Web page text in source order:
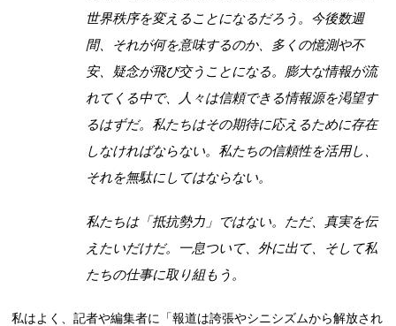
世界秩序を変えることになるだろう。今後数週
間、それが何を意味するのか、多くの憶測や不
安、疑念が飛び交うことになる。膨大な情報が流
れてくる中で、人々は信頼できる情報源を渇望す
るはずだ。私たちはその期待に応えるために存在
しなければならない。私たちの信頼性を活用し、
それを無駄にしてはならない。
私たちは「抵抗勢力」ではない。ただ、真実を伝
えたいだけだ。一息ついて、外に出て、そして私
たちの仕事に取り組もう。
私はよく、記者や編集者に「報道は誇張やシニシズムから解放され